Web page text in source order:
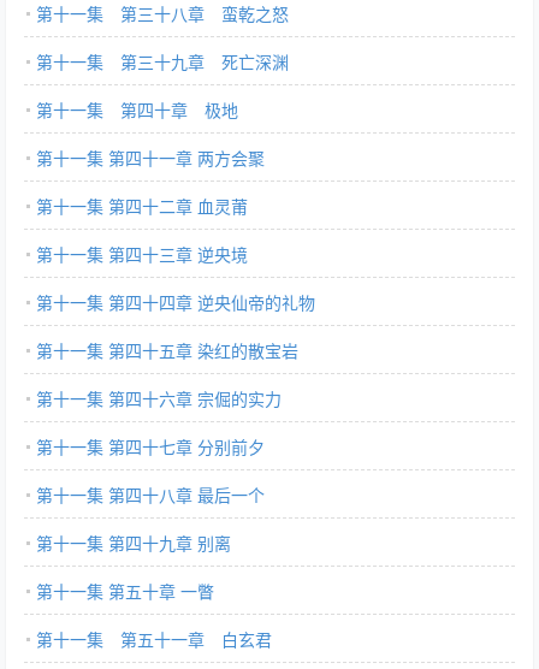
两章，番茄即使熬夜也定会更新的，望大家谅解。
第十一集 第三十八章 蛮乾之怒
第十一集 第三十九章 死亡深渊
第十一集 第四十章 极地
第十一集 第四十一章 两方会聚
第十一集 第四十二章 血灵莆
第十一集 第四十三章 逆央境
第十一集 第四十四章 逆央仙帝的礼物
第十一集 第四十五章 染红的散宝岩
第十一集 第四十六章 宗倔的实力
第十一集 第四十七章 分别前夕
第十一集 第四十八章 最后一个
第十一集 第四十九章 别离
第十一集 第五十章 一瞥
第十一集 第五十一章 白玄君